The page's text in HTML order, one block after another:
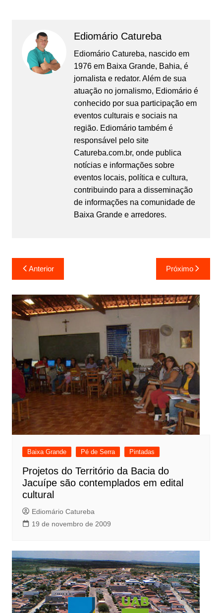
Ediomário Catureba
Ediomário Catureba, nascido em
1976 em Baixa Grande, Bahia, é
jornalista e redator. Além de sua
atuação no jornalismo, Ediomário é
conhecido por sua participação em
eventos culturais e sociais na
região. Ediomário também é
responsável pelo site
Catureba.com.br, onde publica
notícias e informações sobre
eventos locais, política e cultura,
contribuindo para a disseminação
de informações na comunidade de
Baixa Grande e arredores.
Navegação
de
Post
Anterior Próximo
Baixa Grande Pé de Serra Pintadas
Projetos do Território da Bacia do
Jacuípe são contemplados em edital
cultural
Ediomário Catureba
19 de novembro de 2009